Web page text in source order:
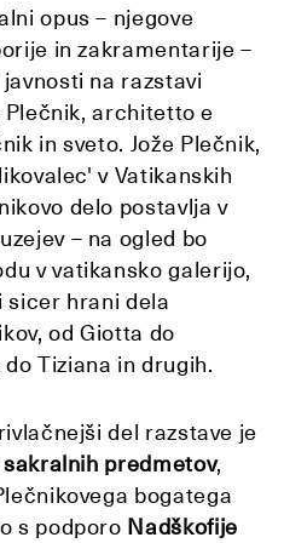
opus – njegove
in zakramentarije –
na razstavi
Plečnik, architetto e
in sveto. Jože Plečnik,
v Vatikanskih
delo postavlja v
– na ogled bo
v vatikansko galerijo,
sicer hrani dela
od Giotta do
Tiziana in drugih.
del razstave je
predmetov,
bogatega
s podporo Nadškofije